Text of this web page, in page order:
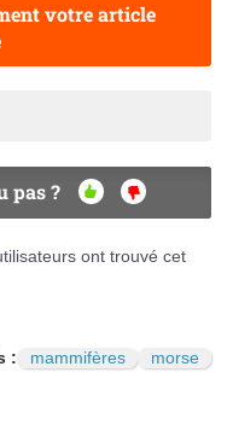
votre article
pas ?
OU
NO
N
ont trouvé cet
: mammifères morse